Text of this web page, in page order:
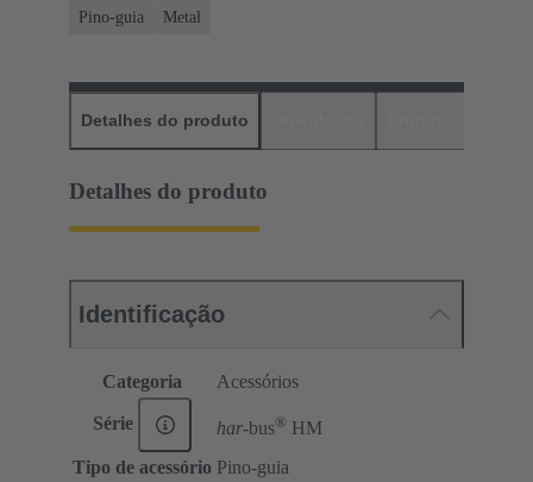
Pino-guia Metal
Detalhes do produto
Detalhes do produto
Identificação
Categoria Acessórios
Série har-bus® HM
Tipo de acessório Pino-guia